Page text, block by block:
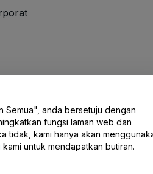
Kami
Semua", anda bersetuju dengan
fungsi laman web dan
tidak, kami hanya akan
kami untuk mendapatkan butiran.